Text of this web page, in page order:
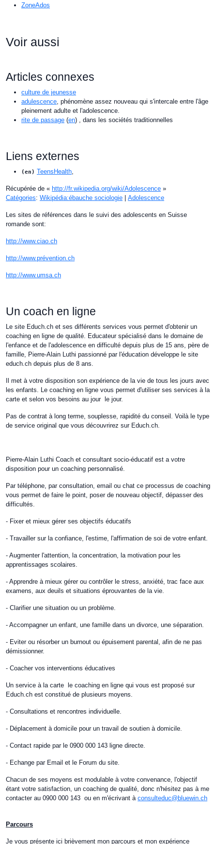
ZoneAdos
Voir aussi
Articles connexes
culture de jeunesse
adulescence, phénomène assez nouveau qui s'intercale entre l'âge
pleinement adulte et l'adolescence.
rite de passage (en) , dans les sociétés traditionnelles
Liens externes
(en) TeensHealth,
Récupérée de « http://fr.wikipedia.org/wiki/Adolescence »
Catégories: Wikipédia:ébauche sociologie Adolescence
Les sites de références dans le suivi des adolescents en Suisse
romande sont:
http://www.ciao.ch
http://www.prévention.ch
http://www.umsa.ch
Un coach en ligne
Le site Educh.ch et ses différents services vous permet d'obtenir un
coaching en ligne de qualité. Educateur spécialisé dans le domaine de
l'enfance et de l'adolescence en difficulté depuis plus de 15 ans, père de
famille, Pierre-Alain Luthi passionné par l'éducation développe le site
educh.ch depuis plus de 8 ans.
Il met à votre disposition son expérience de la vie de tous les jours avec
les enfants. Le coaching en ligne vous permet d'utiliser ses services à la
carte et selon vos besoins au jour le jour.
Pas de contrat à long terme, souplesse, rapidité du conseil. Voilà le type
de service original que vous découvrirez sur Educh.ch.
Pierre-Alain Luthi Coach et consultant socio-éducatif est a votre
disposition pour un coaching personnalisé.
Par téléphone, par consultation, email ou chat ce processus de coaching
vous permet de faire le point, poser de nouveau objectif, dépasser des
difficultés.
- Fixer et mieux gérer ses objectifs éducatifs
- Travailler sur la confiance, l'estime, l'affirmation de soi de votre enfant.
- Augmenter l'attention, la concentration, la motivation pour les
apprentissages scolaires.
- Apprendre à mieux gérer ou contrôler le stress, anxiété, trac face aux
examens, aux deuils et situations éprouvantes de la vie.
- Clarifier une situation ou un problème.
- Accompagner un enfant, une famille dans un divorce, une séparation.
- Eviter ou résorber un burnout ou épuisement parental, afin de ne pas
démissionner.
- Coacher vos interventions éducatives
Un service à la carte le coaching en ligne qui vous est proposé sur
Educh.ch est constitué de plusieurs moyens.
- Consultations et rencontres individuelle.
- Déplacement à domicile pour un travail de soutien à domicile.
- Contact rapide par le 0900 000 143 ligne directe.
- Echange par Email et le Forum du site.
Chacun de ses moyens est modulable à votre convenance, l'objectif
étant votre satisfaction, un coaching de qualité, donc n'hésitez pas à me
contacter au 0900 000 143 ou en m'écrivant à consulteduc@bluewin.ch
Parcours
Je vous présente ici brièvement mon parcours et mon expérience